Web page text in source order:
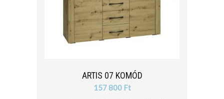
ARTIS 07 KOMÓD
157 800 Ft